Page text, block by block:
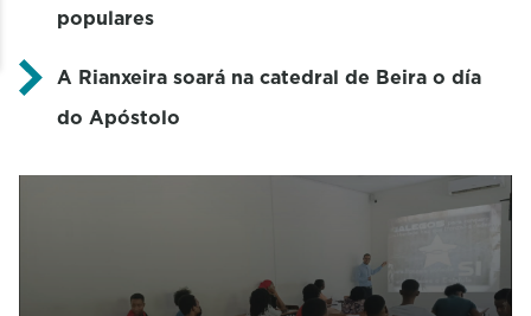
populares
A Rianxeira soará na catedral de Beira o día
do Apóstolo